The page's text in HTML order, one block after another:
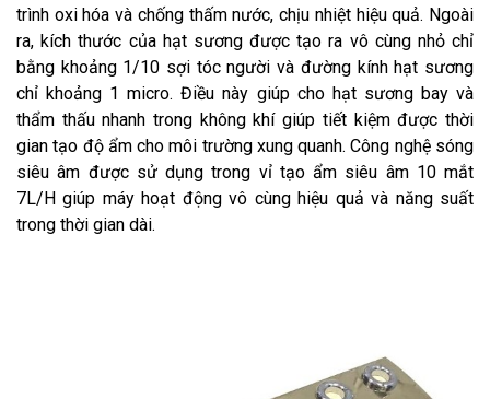
trình oxi hóa và chống thấm nước, chịu nhiệt hiệu quả. Ngoài
ra, kích thước của hạt sương được tạo ra vô cùng nhỏ chỉ
bằng khoảng 1/10 sợi tóc người và đường kính hạt sương
chỉ khoảng 1 micro. Điều này giúp cho hạt sương bay và
thẩm thấu nhanh trong không khí giúp tiết kiệm được thời
gian tạo độ ẩm cho môi trường xung quanh. Công nghệ sóng
siêu âm được sử dụng trong vỉ tạo ẩm siêu âm 10 mắt
7L/H giúp máy hoạt động vô cùng hiệu quả và năng suất
trong thời gian dài.